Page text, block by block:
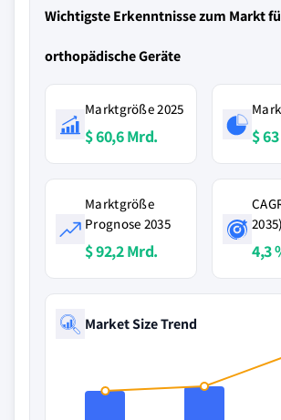
Wichtigste Erkenntnisse zum Markt
orthopädische Geräte
Marktgröße 2025
$ 60,6 Mrd. $
Marktgröße
Prognose 2035
$ 92,2 Mrd.
2035)
4,3
Market Size Trend